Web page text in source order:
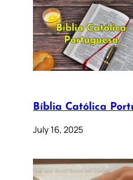
Bíblia Católica
July 16, 2025